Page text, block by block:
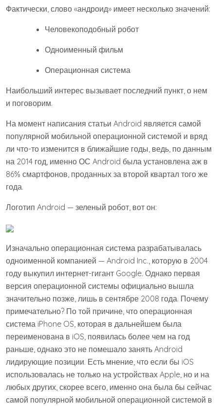
Фактически, слово «андроид» имеет несколько значений:
Человекоподобный робот
Одноименный фильм
Операционная система
Наибольший интерес вызывает последний пункт, о нем
и поговорим.
На момент написания статьи Android является самой
популярной мобильной операционной системой и вряд
ли что-то изменится в ближайшие годы, ведь, по данным
на 2014 год, именно ОС Android была установлена аж в
86% смартфонов, проданных за второй квартал того же
года.
Логотип Android — зеленый робот, вот он:
Изначально операционная система разрабатывалась
одноименной компанией — Android Inc., которую в 2004
году выкупил интернет-гигант Google. Однако первая
версия операционной системы официально вышла
значительно позже, лишь в сентябре 2008 года. Почему
примечательно? По той причине, что операционная
система iPhone OS, которая в дальнейшем была
переименована в iOS, появилась более чем на год
раньше, однако это не помешало занять Android
лидирующие позиции. Есть мнение, что если бы iOS
использовалась не только на устройствах Apple, но и на
любых других, скорее всего, именно она была бы сейчас
самой популярной мобильной операционной системой в